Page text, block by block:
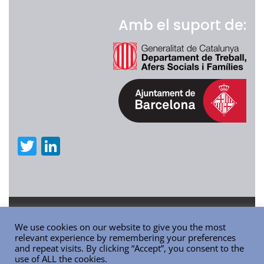
Amb el suport de:
T
te
r
e
dI
n
Contacte
Política de privadesa
Política de cookies
Copyright © 2020 Codi ètic de les Associacions de
We use cookies on our website to give you the most
relevant experience by remembering your preferences
and repeat visits. By clicking “Accept”, you consent to the
use of ALL the cookies.